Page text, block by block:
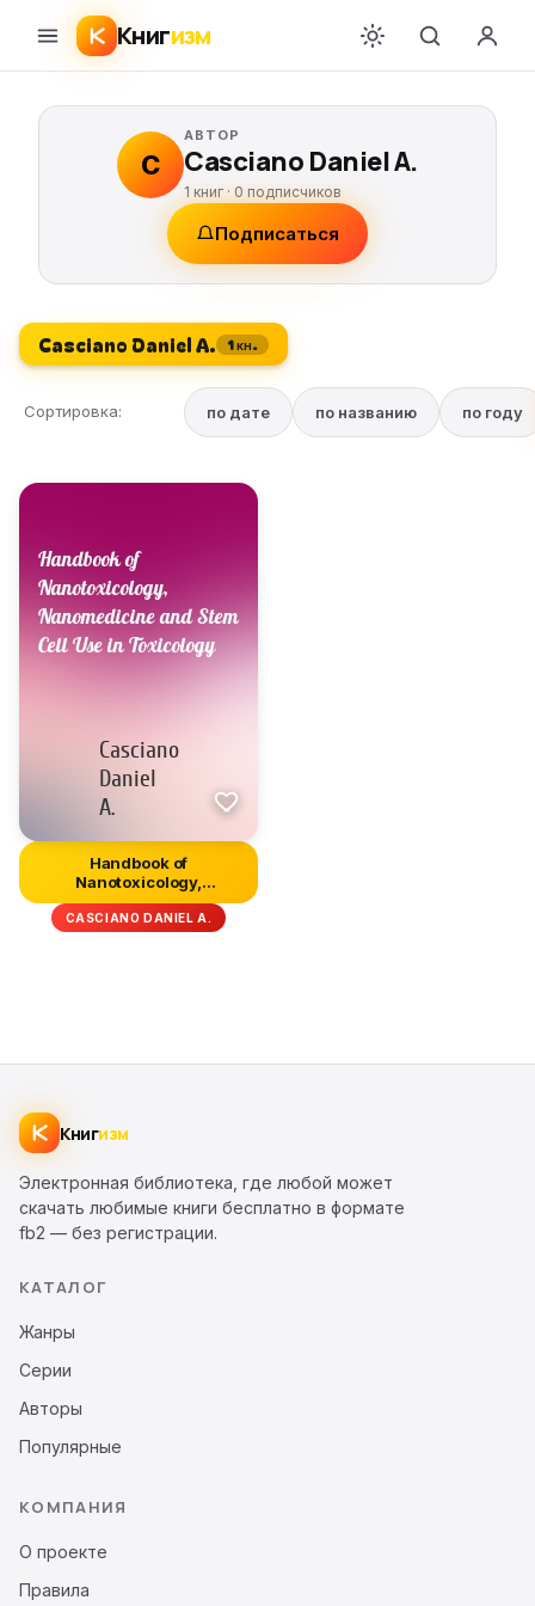
Книгизм
C
АВТОР
Casciano Daniel A.
1 книг · 0 подписчиков
Подписаться
Casciano Daniel A. 1 кн.
Сортировка: по дате по названию по году
Handbook of
Nanotoxicology,
Nanomedicine and Stem...
CASCIANO DANIEL A.
Книгизм
Электронная библиотека, где любой может
скачать любимые книги бесплатно в формате
fb2 — без регистрации.
КАТАЛОГ
Жанры
Серии
Авторы
Популярные
КОМПАНИЯ
О проекте
Правила